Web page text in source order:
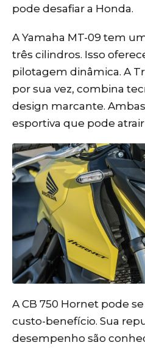
pode desafiar a Honda.
A Yamaha MT-09 tem
três cilindros. Isso
pilotagem dinâmica. A
por sua vez, combina
design marcante.
esportiva que pode
A CB 750 Hornet pode
custo-benefício. Sua
desempenho são